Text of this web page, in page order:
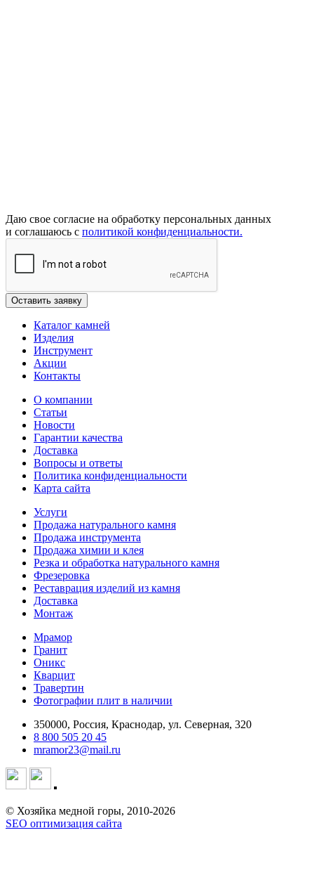
Даю свое согласие на обработку персональных данных
и соглашаюсь с политикой конфиденциальности.
Каталог камней
Изделия
Инструмент
Акции
Контакты
О компании
Статьи
Новости
Гарантии качества
Доставка
Вопросы и ответы
Политика конфиденциальности
Карта сайта
Услуги
Продажа натурального камня
Продажа инструмента
Продажа химии и клея
Резка и обработка натурального камня
Фрезеровка
Реставрация изделий из камня
Доставка
Монтаж
Мрамор
Гранит
Оникс
Кварцит
Травертин
Фотографии плит в наличии
350000, Россия, Краснодар, ул. Северная, 320
8 800 505 20 45
mramor23@mail.ru
© Хозяйка медной горы, 2010-2026
SEO оптимизация сайта